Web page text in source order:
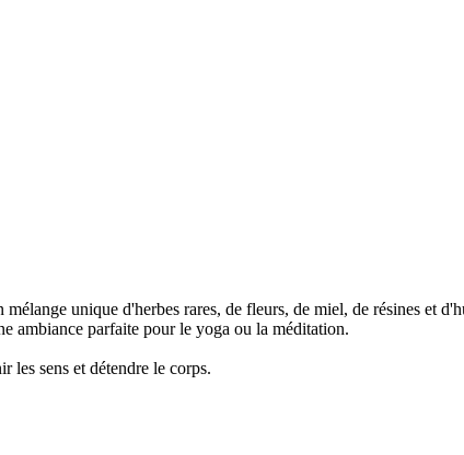
unique d'herbes rares, de fleurs, de miel, de résines et
ambiance parfaite pour le yoga ou la méditation.
les sens et détendre le corps.